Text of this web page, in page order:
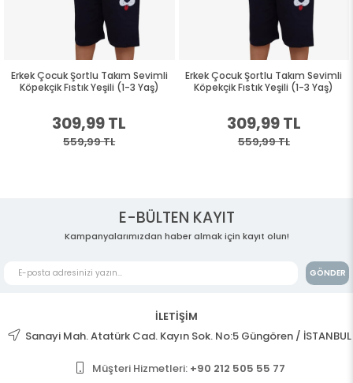
Erkek Çocuk Şortlu Takım Sevimli
Köpekçik Fıstık Yeşili (1-3 Yaş)
309,99 TL
559,99 TL
Erkek Çocuk Şortlu Takım Sevimli
Köpekçik Fıstık Yeşili (1-3 Yaş)
309,99 TL
559,99 TL
E-BÜLTEN KAYIT
Kampanyalarımızdan haber almak için kayıt olun!
GÖNDER
İLETİŞİM
Sanayi Mah. Atatürk Cad. Kayın Sok. No:5 Güngören / İSTANBUL
Müşteri Hizmetleri: +90 212 505 55 77